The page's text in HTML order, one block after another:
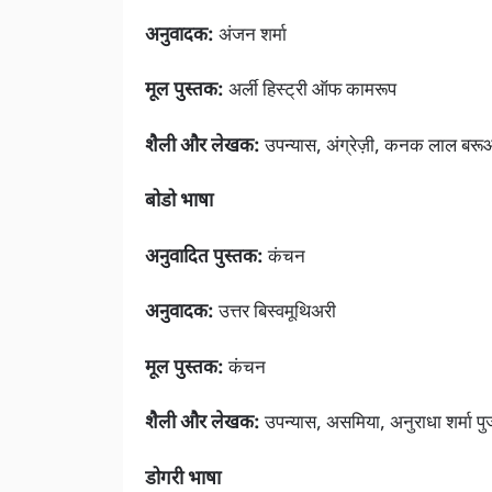
अनुवादक: अंजन शर्मा
मूल पुस्तक: अर्ली हिस्ट्री ऑफ कामरूप
शैली और लेखक:उपन्यास, अंग्रेज़ी, कनक लाल
बोडो भाषा
अनुवादित पुस्तक:कंचन
अनुवादक:उत्तर बिस्वमूथिअरी
मूल पुस्तक:कंचन
शैली और लेखक:उपन्यास, असमिया, अनुराधा शर्मा
डोगरी भाषा